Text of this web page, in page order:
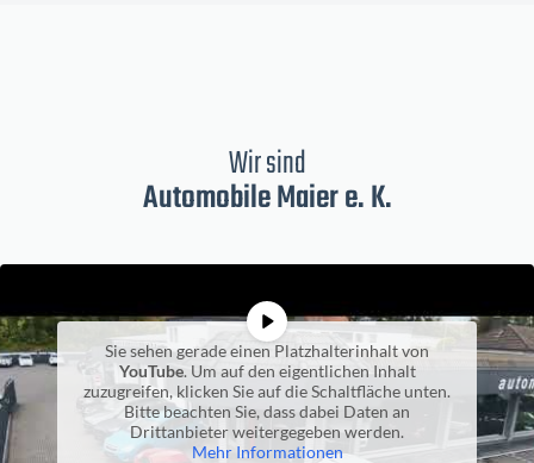
Wir sind
Automobile Maier e. K.
Sie sehen gerade einen Platzhalterinhalt von
YouTube. Um auf den eigentlichen Inhalt
zuzugreifen, klicken Sie auf die Schaltfläche unten.
Bitte beachten Sie, dass dabei Daten an
Drittanbieter weitergegeben werden.
Mehr Informationen